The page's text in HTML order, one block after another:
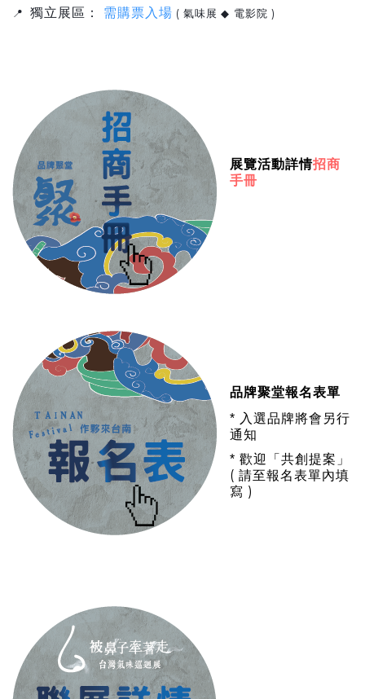
📍 獨立展區 ： 需購票入場 ( 氣味展 ◆ 電影院 )
展覽活動詳情招商
手冊
品牌聚堂報名表單
* 入選品牌將會另行
通知
* 歡迎「共創提案」
( 請至報名表單內填
寫 )